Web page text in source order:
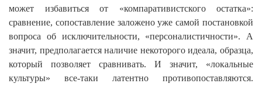
может избавиться от «компаративистского остатка»:
сравнение, сопоставление заложено уже самой постановкой
вопроса об исключительности, «персоналистичности». А
значит, предполагается наличие некоторого идеала, образца,
который позволяет сравнивать. И значит, «локальные
культуры» все-таки латентно противопоставляются.